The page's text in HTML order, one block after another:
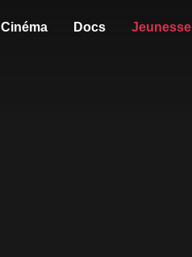
Cinéma Docs Jeunesse